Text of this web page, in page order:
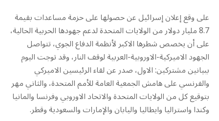
على وقع إعلان إسرائيل عن حصولها على حزمة مساعدات بقيمة
8.7 مليار دولار من الولايات المتحدة لدعم جهودها الحربية الحالية،
على أن يخصص شطرها الاكبر لأنظمة الدفاع الجوي، تتواصل
الجهود الاميركية-الاوروبية-العربية لوقف النار، وقد توجت اليوم
ببيانين مشتركين: الاول، صدر عن لقاء الرئيسين الاميركي
والفرنسي على هامش الجمعية العامة للأمم المتحدة، والثاني مهر
بتوقيع كل من الولايات المتحدة والاتحاد الاوروبي وفرنسا والمانيا
وكندا واستراليا وايطاليا واليابان والإمارات والسعودية وقطر.